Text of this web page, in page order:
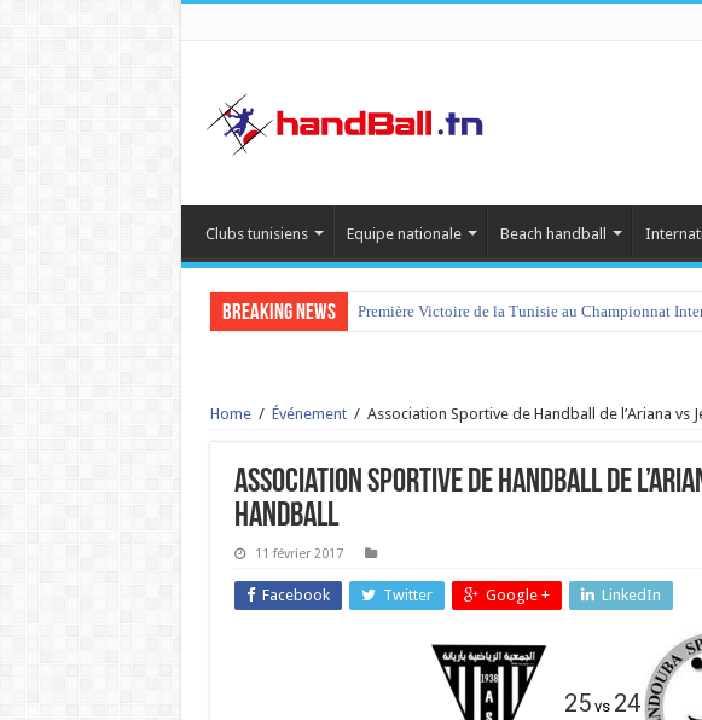
Clubs tunisiens Equipe nationale Beach handball
Breaking News Première Victoire de la Tunisie au Championnat
Home / Événement / Association Sportive de Handball de l’Ariana vs
Association Sportive de Handball de
HandBall
11 février 2017
Facebook Twitter Google + LinkedIn
25vs 24